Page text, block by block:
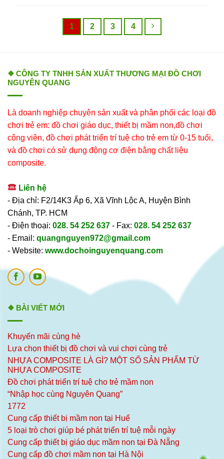
1 2 3 4
❖ CÔNG TY TNHH SẢN XUẤT THƯƠNG MẠI ĐỒ CHƠI
NGUYÊN QUANG
Là doanh nghiệp chuyên sản xuất và phân phối các loại đồ
chơi trẻ em: đồ chơi giáo dục, thiết bị mầm non,đồ chơi
công viên, đồ chơi phát triển trí tuệ cho trẻ em từ 0-15 tuổi,
và đồ chơi có sử dụng động cơ điện bằng chất liệu
composite.
Liên hệ
- Địa chỉ: F2/14K3 Ấp 6, Xã Vĩnh Lộc A, Huyện Bình
Chánh, TP. HCM
- Điện thoại: 028. 54 252 637 - Fax: 028. 54 252 637
- Email: quangnguyen972@gmail.com
- Website: www.dochoinguyenquang.com
❖ BÀI VIẾT MỚI
Khuyến mãi cùng hè
Lựa chọn thiết bị đồ chơi và vui chơi cùng trẻ
NHỰA COMPOSITE LÀ GÌ? MỘT SỐ SẢN PHẨM TỪ
NHỰA COMPOSITE
Đồ chơi phát triển trí tuệ cho trẻ mầm non
“Nhập học cùng Nguyên Quang”
1772
Cung cấp thiết bị mầm non tại Huế
5 loại trò chơi giúp bé phát triển trí tuệ mỗi ngày
Cung cấp thiết bị giáo dục mầm non tại Đà Nẵng
Cung cấp đồ chơi mầm non tại Hà Nội